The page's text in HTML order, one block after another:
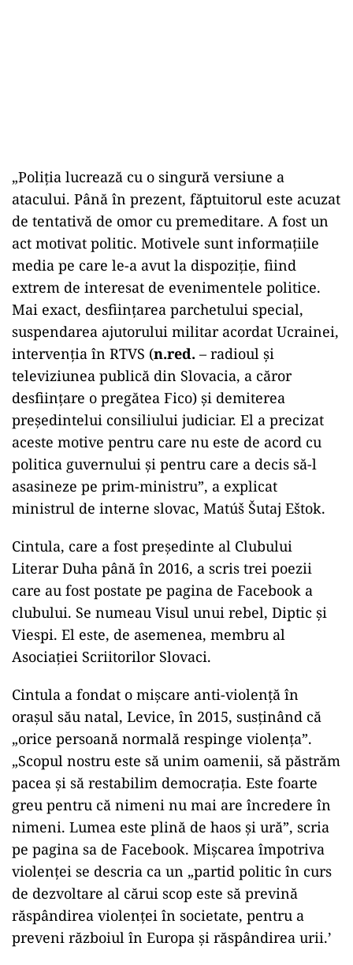
„Poliția lucrează cu o singură versiune a
atacului. Până în prezent, făptuitorul este acuzat
de tentativă de omor cu premeditare. A fost un
act motivat politic. Motivele sunt informațiile
media pe care le-a avut la dispoziție, fiind
extrem de interesat de evenimentele politice.
Mai exact, desființarea parchetului special,
suspendarea ajutorului militar acordat Ucrainei,
intervenția în RTVS (n.red. – radioul și
televiziunea publică din Slovacia, a căror
desființare o pregătea Fico) și demiterea
președintelui consiliului judiciar. El a precizat
aceste motive pentru care nu este de acord cu
politica guvernului și pentru care a decis să-l
asasineze pe prim-ministru”, a explicat
ministrul de interne slovac, Matúš Šutaj Eštok.
Cintula, care a fost președinte al Clubului
Literar Duha până în 2016, a scris trei poezii
care au fost postate pe pagina de Facebook a
clubului. Se numeau Visul unui rebel, Diptic și
Viespi. El este, de asemenea, membru al
Asociației Scriitorilor Slovaci.
Cintula a fondat o mișcare anti-violență în
orașul său natal, Levice, în 2015, susținând că
„orice persoană normală respinge violența”.
„Scopul nostru este să unim oamenii, să păstrăm
pacea și să restabilim democrația. Este foarte
greu pentru că nimeni nu mai are încredere în
nimeni. Lumea este plină de haos și ură”, scria
pe pagina sa de Facebook. Mișcarea împotriva
violenței se descria ca un „partid politic în curs
de dezvoltare al cărui scop este să prevină
răspândirea violenței în societate, pentru a
preveni războiul în Europa și răspândirea urii.’